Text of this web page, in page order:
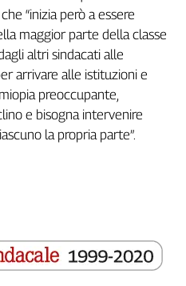
“inizia però a essere
maggior parte della classe
altri sindacati alle
arrivare alle istituzioni e
preoccupante,
e bisogna intervenire
la propria parte”.